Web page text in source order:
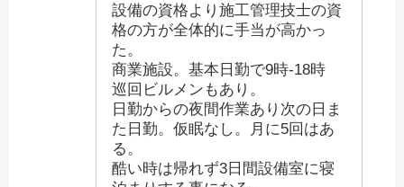
設備の資格より施工管理技士の資
格の方が全体的に手当が高かっ
た。
商業施設。基本日勤で9時-18時
巡回ビルメンもあり。
日勤からの夜間作業あり次の日ま
た日勤。仮眠なし。月に5回はあ
る。
酷い時は帰れず3日間設備室に寝